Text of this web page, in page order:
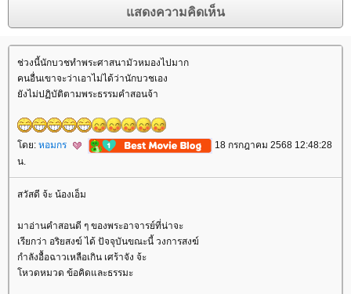
ช่วงนี้นักบวชทำพระศาสนามัวหมองไปมาก
คนอื่นเขาจะว่าเอาไม่ได้ว่านักบวชเอง
ังไม่ปฏิบัติตามพระธรรมคำสอนจ้า
ดย: หอมกร
18 กรกฎาคม 2568 12:48:28
น.
สวัสดี จ้ะ น้องเอ็ม
มาอ่านคำสอนดี ๆ ของพระอาจารย์ที่น่าจะ
เรียกว่า อริยสงฆ์ ได้ ปัจจุบันขณะนี้ วงการสงฆ์
กำลังอื้อฉาวเหลือเกิน เศร้าจัง จ้ะ
หวดหมวด ข้อคิดและธรรมะ